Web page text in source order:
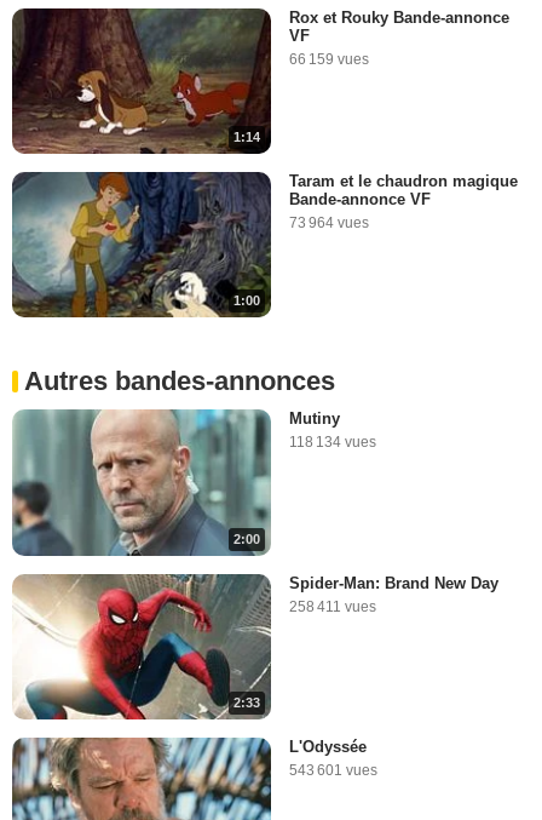
1:14
Rox et Rouky Bande-annonce
VF
66 159 vues
1:00
Taram et le chaudron magique
Bande-annonce VF
73 964 vues
Autres bandes-annonces
2:00
Mutiny
118 134 vues
2:33
Spider-Man: Brand New Day
258 411 vues
L'Odyssée
543 601 vues